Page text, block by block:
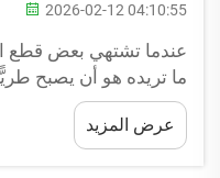
2026-02-12 04:10:55
عندما تشتهي بعض قطع
ما تريده هو أن يصبح
تظهر علب الطعام
وتتميَّز هذه العلب الفريدة
عرض المزيد